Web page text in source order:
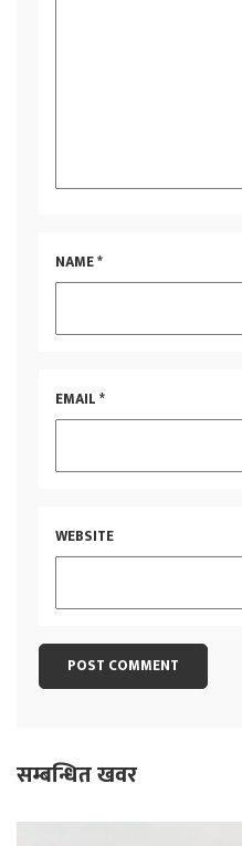
NAME*
EMAIL*
WEBSITE
सम्बन्धित खवर